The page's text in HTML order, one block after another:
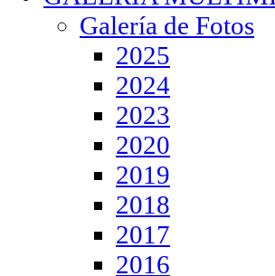
Galería de Fotos
2025
2024
2023
2020
2019
2018
2017
2016